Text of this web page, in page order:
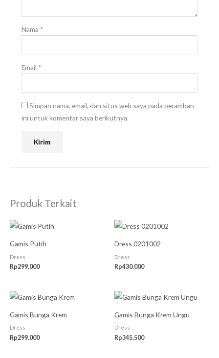
Nama *
Email *
Simpan nama, email, dan situs web saya pada peramban
ini untuk komentar saya berikutnya.
Produk Terkait
Gamis Putih
Dress
Rp299.000
Dress 0201002
Dress
Rp430.000
Gamis Bunga Krem
Dress
Rp299.000
Gamis Bunga Krem Ungu
Dress
Rp345.500